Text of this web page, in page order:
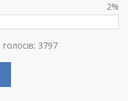
2%
голосів: 3797